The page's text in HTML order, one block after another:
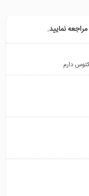
مراجعه نمایید.